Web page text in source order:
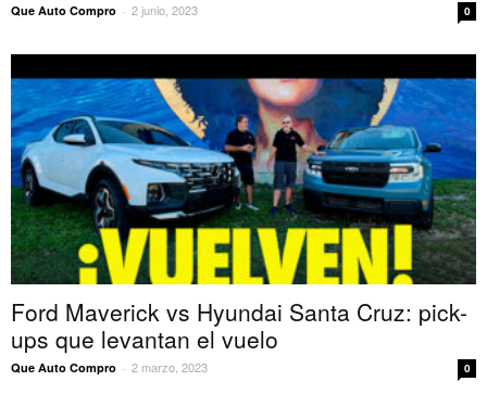
Que Auto Compro - 2 junio, 2023 0
Ford Maverick vs Hyundai Santa Cruz: pick-
ups que levantan el vuelo
Que Auto Compro - 2 marzo, 2023 0